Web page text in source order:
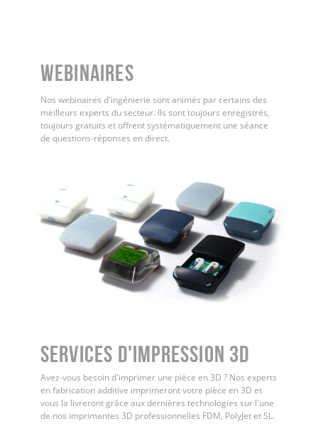
WEBINAIRES
Nos webinaires d'ingénierie sont animés par certains des
meilleurs experts du secteur. Ils sont toujours enregistrés,
toujours gratuits et offrent systématiquement une séance
de questions-réponses en direct.
Services d'impression 3D
Avez-vous besoin d'imprimer une pièce en 3D ? Nos experts
en fabrication additive imprimeront votre pièce en 3D et
vous la livreront grâce aux dernières technologies sur l'une
de nos imprimantes 3D professionnelles FDM, PolyJet et SL.